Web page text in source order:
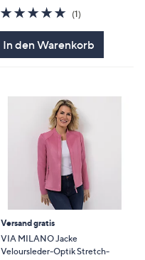
5.0
von
(1)1
In den Warenkorb
Versand gratis
VIA MILANO Jacke
Veloursleder-Optik Stretch-